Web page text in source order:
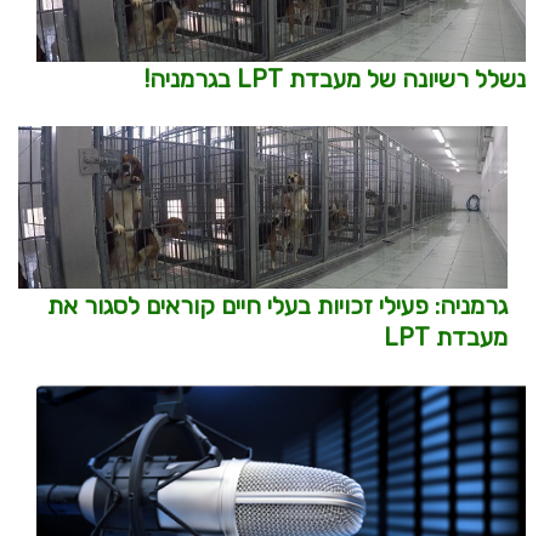
נשלל רשיונה של מעבדת LPT בגרמניה!
גרמניה: פעילי זכויות בעלי חיים קוראים לסגור את
מעבדת LPT